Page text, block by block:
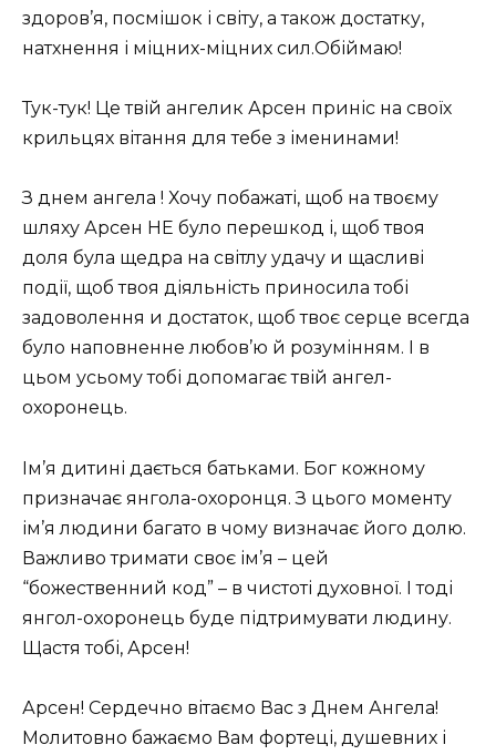
здоров’я, посмішок і світу, а також достатку,
натхнення і міцних-міцних сил.Обіймаю!
Тук-тук! Це твій ангелик Арсен приніс на своїх
крильцях вітання для тебе з іменинами!
З днем ​​ангела ! Хочу побажаті, щоб на твоєму
шляху Арсен НЕ було перешкод і, щоб твоя
доля була щедра на світлу удачу и щасливі
події, щоб твоя діяльність приносила тобі
задоволення и достаток, щоб твоє серце всегда
було наповненне любов’ю й розумінням. І в
цьом усьому тобі допомагає твій ангел-
охоронець.
Ім’я дитині дається батьками. Бог кожному
призначає янгола-охоронця. З цього моменту
ім’я людини багато в чому визначає його долю.
Важливо тримати своє ім’я – цей
“божественний код” – в чистоті духовної. І тоді
янгол-охоронець буде підтримувати людину.
Щастя тобі, Арсен!
Арсен! Сердечно вітаємо Вас з Днем Ангела!
Молитовно бажаємо Вам фортеці, душевних і